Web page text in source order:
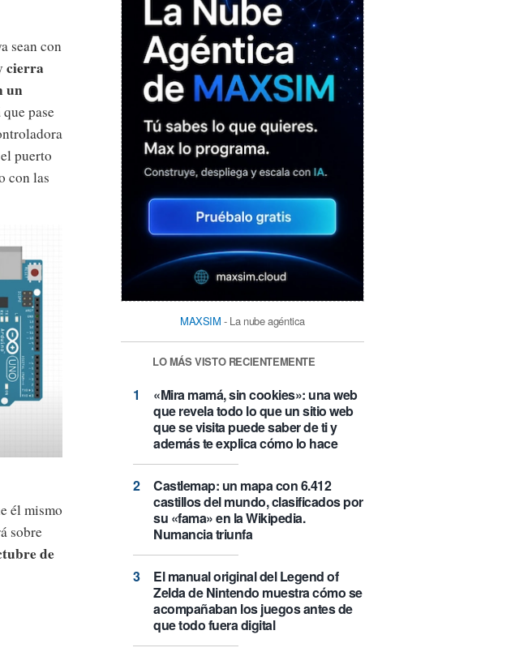
sean con
cierra
un
pase
puerto
con las
él mismo
sobre
de
MAXSIM - La nube agéntica
LO MÁS VISTO RECIENTEMENTE
«Mira mamá, sin cookies»: una web
que revela todo lo que un sitio web
que se visita puede saber de ti y
además te explica cómo lo hace
Castlemap: un mapa con 6.412
castillos del mundo, clasificados por
su «fama» en la Wikipedia.
Numancia triunfa
El manual original del Legend of
Zelda de Nintendo muestra cómo se
acompañaban los juegos antes de
que todo fuera digital